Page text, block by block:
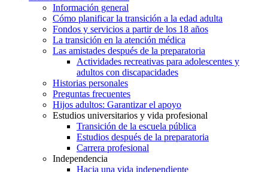
Información general
Cómo planificar la transición a la edad adulta
Fondos y servicios a partir de los 18 años
La transición en la atención médica
Las amistades después de la preparatoria
Actividades recreativas para adolescentes y
adultos con discapacidades
Historias personales
Preguntas frecuentes
Hijos adultos: Garantizar el apoyo
Estudios universitarios y vida profesional
Transición de la escuela pública
Estudios después de la preparatoria
Carrera profesional
Independencia
Hacia una vida independiente